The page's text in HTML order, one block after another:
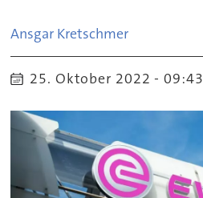
Ansgar Kretschmer
25. Oktober 2022 - 09:43